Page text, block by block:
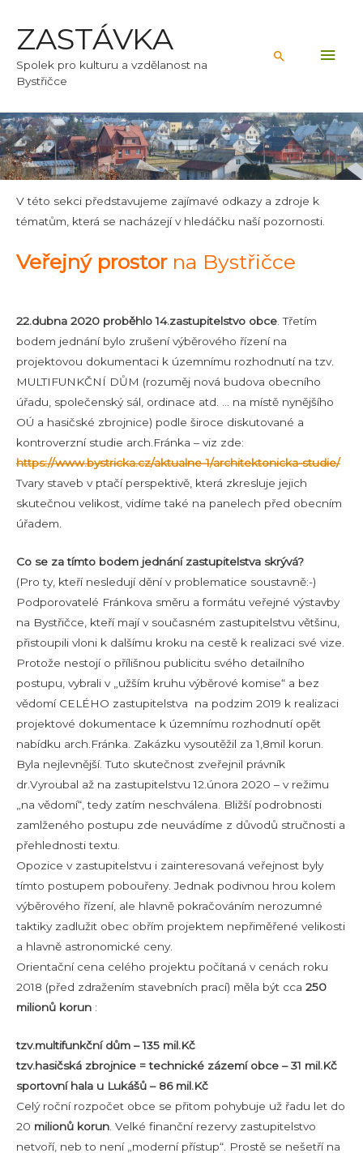
ZASTÁVKA
Spolek pro kulturu a vzdělanost na
Bystřičce
Hledat
V této sekci představujeme zajímavé odkazy a zdroje k
tématům, která se nacházejí v hledáčku naší pozornosti.
Veřejný prostorna Bystřičce
22.dubna 2020 proběhlo 14.zastupitelstvo obce. Třetím
bodem jednání bylo zrušení výběrového řízení na
projektovou dokumentaci k územnímu rozhodnutí na tzv.
MULTIFUNKČNÍ DŮM (rozuměj nová budova obecního
úřadu, společenský sál, ordinace atd. … na místě nynějšího
OÚ a hasičské zbrojnice) podle široce diskutované a
kontroverzní studie arch.Fránka – viz zde:
https://www.bystricka.cz/aktualne-1/architektonicka-studie/
Tvary staveb v ptačí perspektivě, která zkresluje jejich
skutečnou velikost, vidíme také na panelech před obecním
úřadem.
Co se za tímto bodem jednání zastupitelstva skrývá?
(Pro ty, kteří nesledují dění v problematice soustavně:-)
Podporovatelé Fránkova směru a formátu veřejné výstavby
na Bystřičce, kteří mají v současném zastupitelstvu většinu,
přistoupili vloni k dalšímu kroku na cestě k realizaci své vize.
Protože nestojí o přílišnou publicitu svého detailního
postupu, vybrali v „užším kruhu výběrové komise“ a bez
vědomí CELÉHO zastupitelstva na podzim 2019 k realizaci
projektové dokumentace k územnímu rozhodnutí opět
nabídku arch.Fránka. Zakázku vysoutěžil za 1,8mil korun.
Byla nejlevnější. Tuto skutečnost zveřejnil právník
dr.Vyroubal až na zastupitelstvu 12.února 2020 – v režimu
„na vědomí“, tedy zatím neschválena. Bližší podrobnosti
zamlženého postupu zde neuvádíme z důvodů stručnosti a
přehlednosti textu.
Opozice v zastupitelstvu i zainteresovaná veřejnost byly
tímto postupem pobouřeny. Jednak podivnou hrou kolem
výběrového řízení, ale hlavně pokračováním nerozumné
taktiky zadlužit obec obřím projektem nepřiměřené velikosti
a hlavně astronomické ceny.
Orientační cena celého projektu počítaná v cenách roku
2018 (před zdražením stavebních prací) měla být cca 250
milionů korun :
tzv.multifunkční dům – 135 mil.Kč
tzv.hasičská zbrojnice = technické zázemí obce – 31 mil.Kč
sportovní hala u Lukášů – 86 mil.Kč
Celý roční rozpočet obce se přitom pohybuje už řadu let do
20 milionů korun . Velké finanční rezervy zastupitelstvo
netvoří, neb to není „moderní přístup“. Prostě se nešetří na